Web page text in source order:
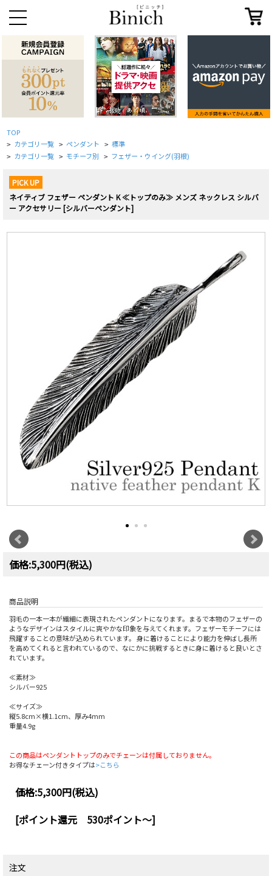
TOP
> カテゴリ一覧 > ペンダント > 標準
> カテゴリ一覧 > モチーフ別 > フェザー・ウイング(羽根)
PICK UP
ネイティブ フェザー ペンダント K ≪トップのみ≫ メンズ ネックレス シルバ
ー アクセサリー [シルバーペンダント]
価格:5,300円(税込)
商品説明
羽毛の一本一本が繊細に表現されたペンダントになります。まるで本物のフェザーの
ようなデザインはスタイルに爽やかな印象を与えてくれます。フェザーモチーフには
飛躍することの意味が込められています。 身に着けることにより能力を伸ばし長所
を高めてくれると言われているので、なにかに挑戦するときに身に着けると良いとさ
れています。
≪素材≫
シルバー925
≪サイズ≫
縦5.8cm×横1.1cm、厚み4mm
重量4.9g
この商品はペンダントトップのみでチェーンは付属しておりません。
お得なチェーン付きタイプは>こちら
価格:5,300円(税込)
[ポイント還元 530ポイント～]
注文